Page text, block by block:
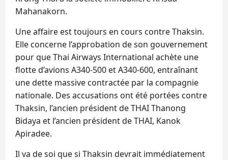
Mahanakorn.
Une affaire est toujours en cours contre Thaksin.
Elle concerne l’approbation de son gouvernement
pour que Thai Airways International achète une
flotte d’avions A340-500 et A340-600, entraînant
une dette massive contractée par la compagnie
nationale. Des accusations ont été portées contre
Thaksin, l’ancien président de THAI Thanong
Bidaya et l’ancien président de THAI, Kanok
Apiradee.
Il va de soi que si Thaksin devrait immédiatement